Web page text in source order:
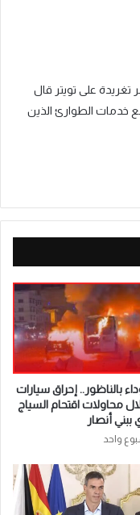
تغريدة على تويتر قال
خدمات الطوارئ الذين
بالناظور.. إحراق سيارات
محاولات اقتحام السياج
ببني أنصار
واحد